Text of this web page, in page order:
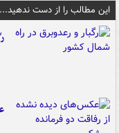
این مطالب را از دست